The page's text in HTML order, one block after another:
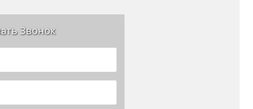
Звонок